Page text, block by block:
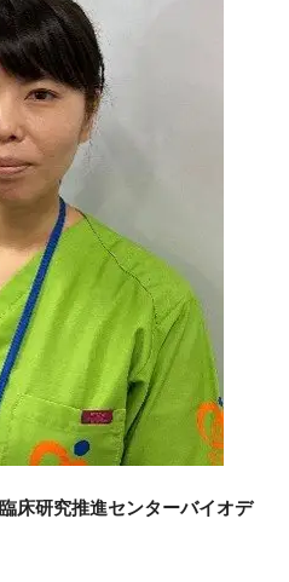
床研究推進センターバイオデ